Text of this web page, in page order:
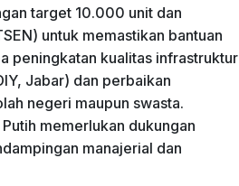
target 10.000 unit dan
untuk memastikan bantuan
peningkatan kualitas infrastruktur
Jabar) dan perbaikan
negeri maupun swasta.
memerlukan dukungan
manajerial dan